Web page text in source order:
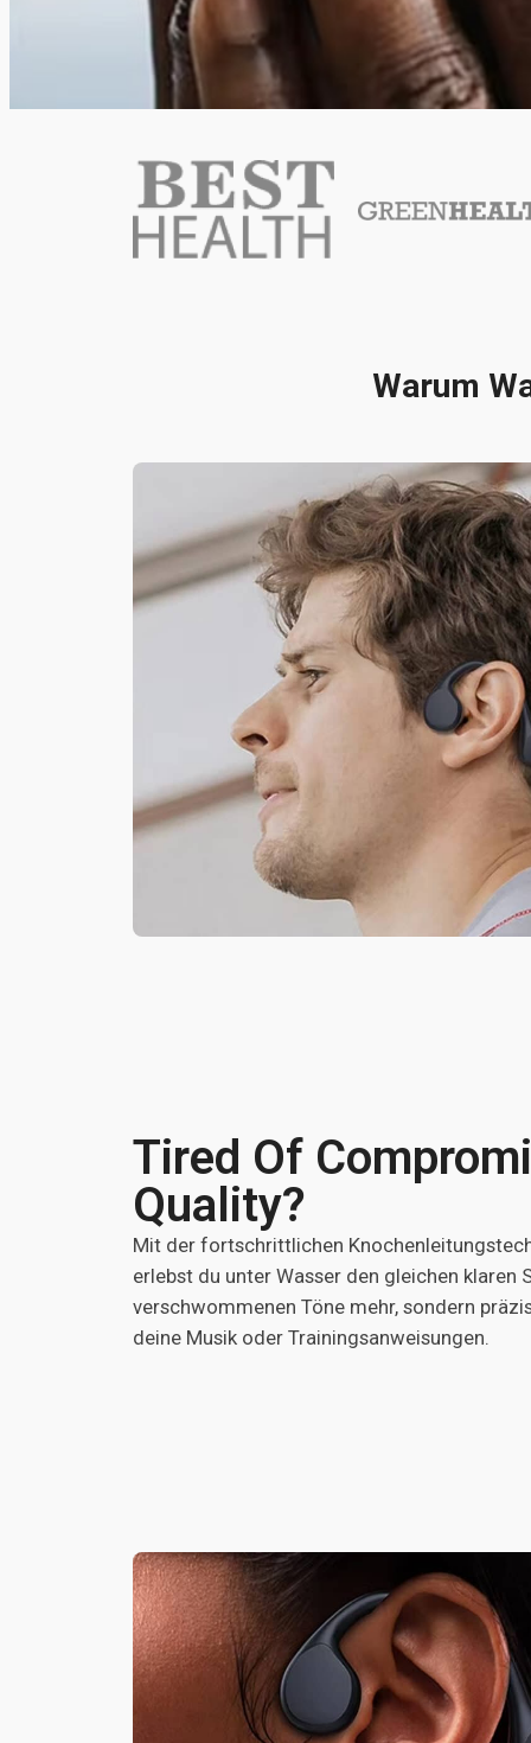
Warum
Tired Of
Quality?
Mit der fortschrittlichen
erlebst du unter Wasser den gleichen klaren
verschwommenen Töne mehr, sondern
deine Musik oder Trainingsanweisungen.